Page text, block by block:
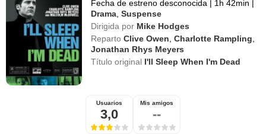
Fecha de estreno desconocida | 1h 42min |
Drama ,Suspense
Dirigida por Mike Hodges
Reparto Clive Owen ,Charlotte Rampling
Jonathan Rhys Meyers
Título original I'll Sleep When I'm Dead
Usuarios
3,0
Mis amigos
--